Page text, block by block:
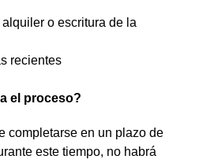
o escritura de la
recientes
el proceso?
completarse en un plazo de
este tiempo, no habrá